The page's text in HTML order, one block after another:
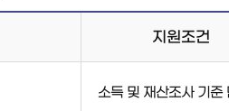
지원조건
소득 및 재산조사 기준